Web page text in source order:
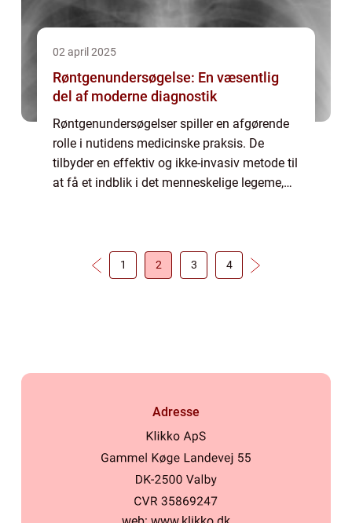
02 april 2025
Røntgenundersøgelse: En væsentlig
del af moderne diagnostik
Røntgenundersøgelser spiller en afgørende
rolle i nutidens medicinske praksis. De
tilbyder en effektiv og ikke-invasiv metode til
at få et indblik i det menneskelige legeme,
1 2 3 4
Adresse